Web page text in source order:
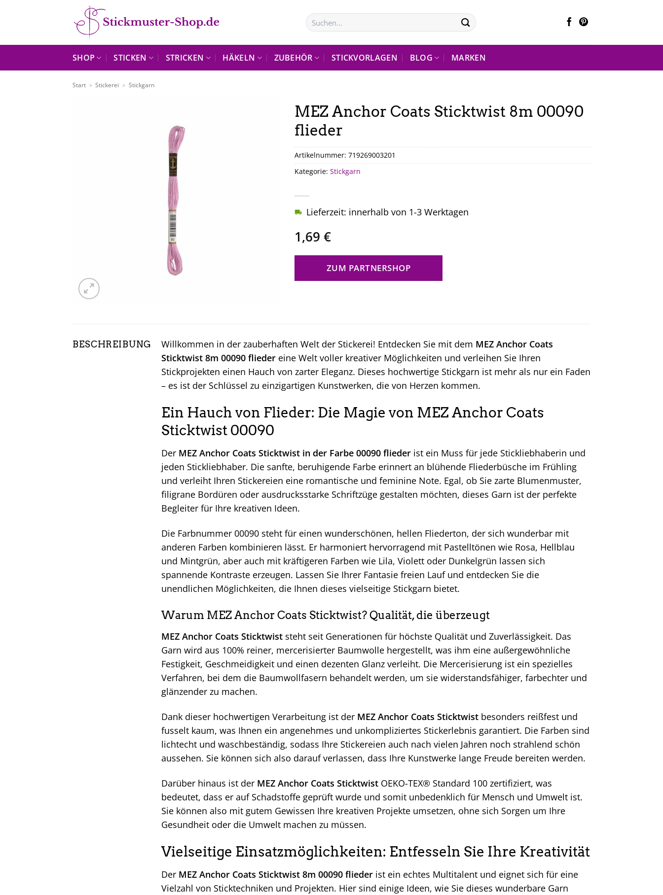
Suchen
nach:
SHOP STICKEN STRICKEN HÄKELN ZUBEHÖR STICKVORLAGEN BLOG MARKEN
Start » Stickerei » Stickgarn
MEZ Anchor Coats Sticktwist 8m 00090
flieder
1,69 €
Lieferzeit: innerhalb von 1-3 Werktagen
ZUM PARTNERSHOP
Artikelnummer: 719269003201
Kategorie: Stickgarn
BESCHREIBUNG Willkommen in der zauberhaften Welt der Stickerei! Entdecken Sie mit dem MEZ Anchor Coats
Sticktwist 8m 00090 flieder eine Welt voller kreativer Möglichkeiten und verleihen Sie Ihren
Stickprojekten einen Hauch von zarter Eleganz. Dieses hochwertige Stickgarn ist mehr als nur ein Faden
– es ist der Schlüssel zu einzigartigen Kunstwerken, die von Herzen kommen.
Ein Hauch von Flieder: Die Magie von MEZ Anchor Coats
Sticktwist 00090
Der MEZ Anchor Coats Sticktwist in der Farbe 00090 flieder ist ein Muss für jede Stickliebhaberin und
jeden Stickliebhaber. Die sanfte, beruhigende Farbe erinnert an blühende Fliederbüsche im Frühling
und verleiht Ihren Stickereien eine romantische und feminine Note. Egal, ob Sie zarte Blumenmuster,
filigrane Bordüren oder ausdrucksstarke Schriftzüge gestalten möchten, dieses Garn ist der perfekte
Begleiter für Ihre kreativen Ideen.
Die Farbnummer 00090 steht für einen wunderschönen, hellen Fliederton, der sich wunderbar mit
anderen Farben kombinieren lässt. Er harmoniert hervorragend mit Pastelltönen wie Rosa, Hellblau
und Mintgrün, aber auch mit kräftigeren Farben wie Lila, Violett oder Dunkelgrün lassen sich
spannende Kontraste erzeugen. Lassen Sie Ihrer Fantasie freien Lauf und entdecken Sie die
unendlichen Möglichkeiten, die Ihnen dieses vielseitige Stickgarn bietet.
Warum MEZ Anchor Coats Sticktwist? Qualität, die überzeugt
MEZ Anchor Coats Sticktwist steht seit Generationen für höchste Qualität und Zuverlässigkeit. Das
Garn wird aus 100% reiner, mercerisierter Baumwolle hergestellt, was ihm eine außergewöhnliche
Festigkeit, Geschmeidigkeit und einen dezenten Glanz verleiht. Die Mercerisierung ist ein spezielles
Verfahren, bei dem die Baumwollfasern behandelt werden, um sie widerstandsfähiger, farbechter und
glänzender zu machen.
Dank dieser hochwertigen Verarbeitung ist der MEZ Anchor Coats Sticktwist besonders reißfest und
fusselt kaum, was Ihnen ein angenehmes und unkompliziertes Stickerlebnis garantiert. Die Farben sind
lichtecht und waschbeständig, sodass Ihre Stickereien auch nach vielen Jahren noch strahlend schön
aussehen. Sie können sich also darauf verlassen, dass Ihre Kunstwerke lange Freude bereiten werden.
Darüber hinaus ist der MEZ Anchor Coats Sticktwist OEKO-TEX® Standard 100 zertifiziert, was
bedeutet, dass er auf Schadstoffe geprüft wurde und somit unbedenklich für Mensch und Umwelt ist.
Sie können also mit gutem Gewissen Ihre kreativen Projekte umsetzen, ohne sich Sorgen um Ihre
Gesundheit oder die Umwelt machen zu müssen.
Vielseitige Einsatzmöglichkeiten: Entfesseln Sie Ihre Kreativität
Der MEZ Anchor Coats Sticktwist 8m 00090 flieder ist ein echtes Multitalent und eignet sich für eine
Vielzahl von Sticktechniken und Projekten. Hier sind einige Ideen, wie Sie dieses wunderbare Garn